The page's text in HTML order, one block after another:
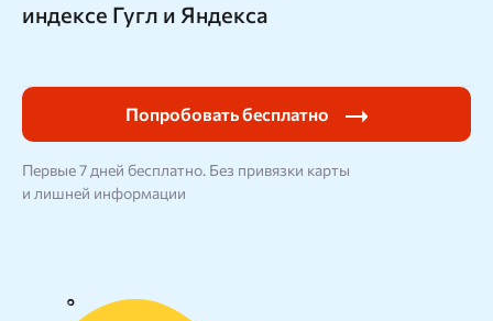
Блог
SEO продвижение
Войти Попробовать бесплатно
индексе Гугл и Яндекса
Попробовать бесплатно
Первые 7 дней бесплатно. Без привязки карты
и лишней информации